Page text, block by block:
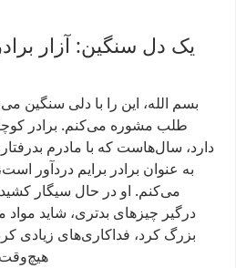
یک دل سنگین: آزار
بسم الله، این را با دلی سنگین
طلب مشوره می‌کنم. برادر
دارد، سال‌هاست که با مادرم
به عنوان برادر برایم دردآور
می‌کنم. او در حال سیگار
درگیر چیزهای بدتری، شاید مواد
بزرگ کرد، فداکاری‌های زیادی
هیچ‌وقت